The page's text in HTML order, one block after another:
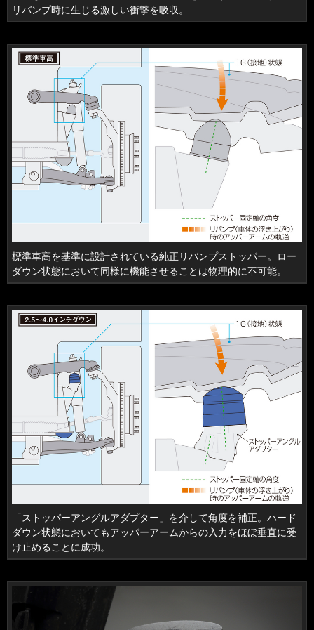
リバンプ時に生じる激しい衝撃を吸収。
標準車高を基準に設計されている純正リバンプストッパー。ロー
ダウン状態において同様に機能させることは物理的に不可能。
「ストッパーアングルアダプター」を介して角度を補正。ハード
ダウン状態においてもアッパーアームからの入力をほぼ垂直に受
け止めることに成功。